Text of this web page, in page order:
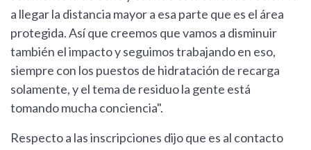
a llegar la distancia mayor a esa parte que es el área
protegida. Así que creemos que vamos a disminuir
también el impacto y seguimos trabajando en eso,
siempre con los puestos de hidratación de recarga
solamente, y el tema de residuo la gente está
tomando mucha conciencia".
Respecto a las inscripciones dijo que es al contacto